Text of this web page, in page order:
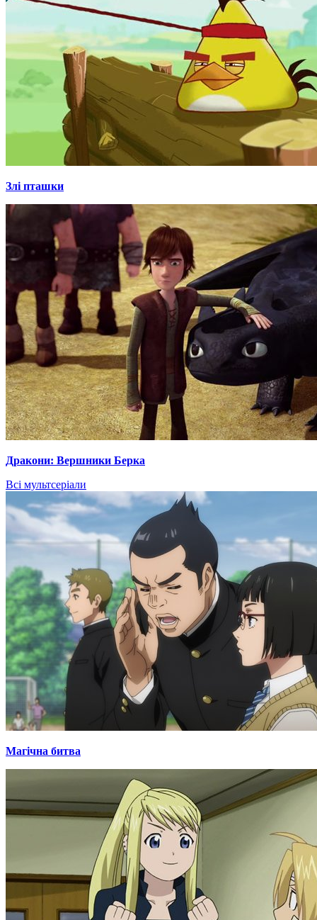
Злі пташки
Дракони: Вершники Берка
Всі мультсеріали
Магічна битва